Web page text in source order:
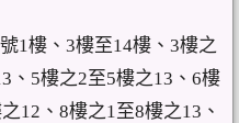
1樓、3樓至14樓、3樓之
、5樓之2至5樓之13、6樓
12、8樓之1至8樓之13、